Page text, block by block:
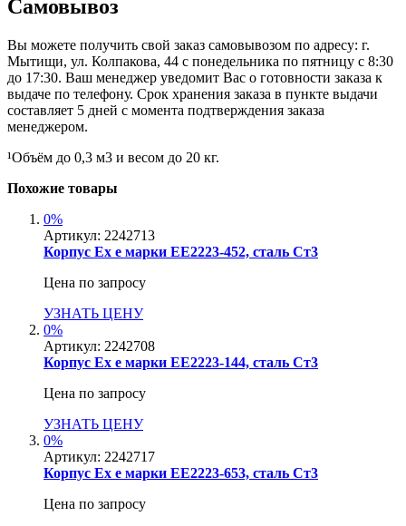
Самовывоз
Вы можете получить свой заказ самовывозом по адресу: г.
Мытищи, ул. Колпакова, 44 с понедельника по пятницу с 8:30
до 17:30. Ваш менеджер уведомит Вас о готовности заказа к
выдаче по телефону. Срок хранения заказа в пункте выдачи
составляет 5 дней с момента подтверждения заказа
менеджером.
¹Объём до 0,3 м3 и весом до 20 кг.
Похожие товары
0%
Артикул: 2242713
Корпус Ex e марки ЕЕ2223-452, сталь Ст3
Цена по запросу
УЗНАТЬ ЦЕНУ
0%
Артикул: 2242708
Корпус Ex e марки ЕЕ2223-144, сталь Ст3
Цена по запросу
УЗНАТЬ ЦЕНУ
0%
Артикул: 2242717
Корпус Ex e марки ЕЕ2223-653, сталь Ст3
Цена по запросу